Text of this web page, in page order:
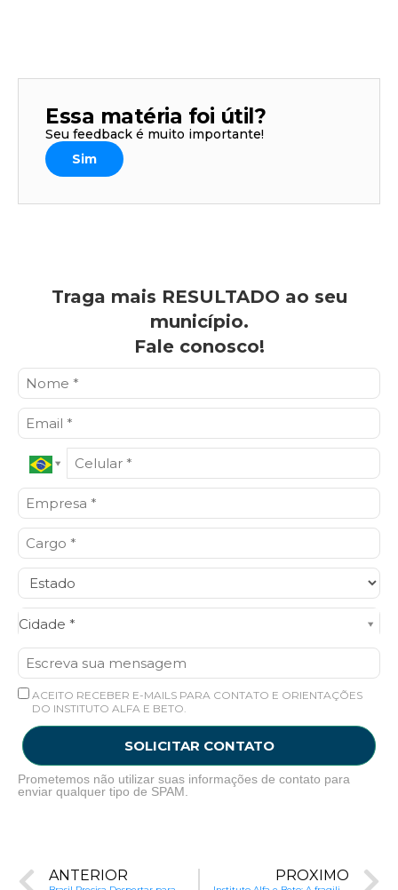
Essa matéria foi útil?
Seu feedback é muito importante!
Sim
Traga mais RESULTADO ao seu
município.
Fale conosco!
Cidade *
Cidade*
ACEITO RECEBER E-MAILS PARA CONTATO E ORIENTAÇÕES
DO INSTITUTO ALFA E BETO.
SOLICITAR CONTATO
Prometemos não utilizar suas informações de contato para
enviar qualquer tipo de SPAM.
ANTERIOR PRÓXIMO